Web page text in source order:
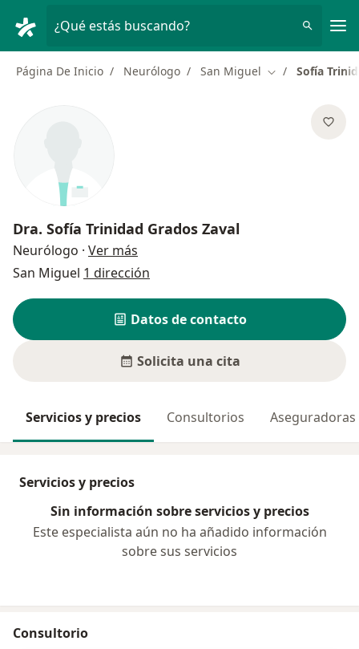
¿Qué estás buscando?
Página De Inicio Neurólogo San Miguel Cambiar de
Sofía
Dra. Sofía Trinidad Grados Zaval
Neurólogo · Ver más
San Miguel 1 dirección
Datos de contacto
Solicita una cita
Servicios y precios Consultorios Aseguradoras
Servicios y precios
Sin información sobre servicios y precios
Este especialista aún no ha añadido información
sobre sus servicios
Consultorio